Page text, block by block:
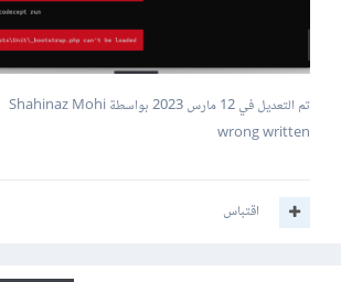
تم التعديل في12 مارس 2023
بواسطة Shahinaz Mohi
wrong written
اقتباس